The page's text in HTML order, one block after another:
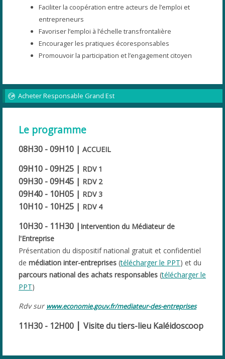
Faciliter la coopération entre acteurs de l’emploi et
entrepreneurs
Favoriser l’emploi à l’échelle transfrontalière
Encourager les pratiques écoresponsables
Promouvoir la participation et l’engagement citoyen
Acheter Responsable Grand Est
Le programme
08H30 - 09H10 | ACCUEIL
09H10 - 09H25 | RDV 1
09H30 - 09H45 | RDV 2
09H40 - 10H05 | RDV 3
10H10 - 10H25 | RDV 4
10H30 - 11H30 | Intervention du Médiateur de
l'Entreprise
Présentation du dispositif national gratuit et confidentiel
de médiation inter-entreprises (télécharger le PPT) et du
parcours national des achats responsables (télécharger le
PPT)
Rdv surwww.economie.gouv.fr/mediateur-des-entreprises
11H30 - 12H00 | Visite du tiers-lieu Kaléidoscoop